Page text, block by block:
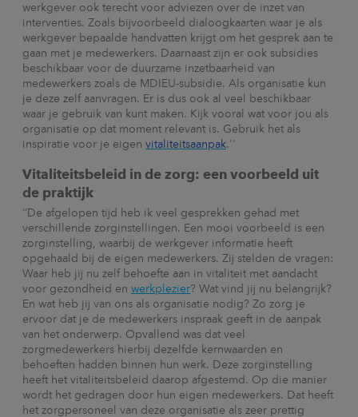
werkgever ook terecht voor adviezen over de inzet van
interventies. Zoals bijvoorbeeld dialoogkaarten waar je als
werkgever bepaalde handvatten krijgt om het gesprek aan te
gaan met je medewerkers. Daarnaast zijn er ook subsidies
beschikbaar voor de duurzame inzetbaarheid van
medewerkers zoals de MDIEU-subsidie. Als organisatie kun
je deze zelf aanvragen. Er is dus ook al veel beschikbaar
waar je gebruik van kunt maken. Kijk vooral wat voor jou als
organisatie op dat moment relevant is. Gebruik het als
inspiratie voor je eigen vitaliteitsaanpak.''
Vitaliteitsbeleid in de zorg: een voorbeeld uit
de praktijk
‘’De afgelopen tijd heb ik veel gesprekken gehad met
verschillende zorginstellingen. Een mooi voorbeeld is een
zorginstelling, waarbij de werkgever informatie heeft
opgehaald bij de eigen medewerkers. Zij stelden de vragen:
Waar heb jij nu zelf behoefte aan in vitaliteit met aandacht
voor gezondheid en werkplezier? Wat vind jij nu belangrijk?
En wat heb jij van ons als organisatie nodig? Zo zorg je
ervoor dat je de medewerkers inspraak geeft in de aanpak
van het onderwerp. Opvallend was dat veel
zorgmedewerkers hierbij dezelfde kernwaarden en
behoeften hadden binnen hun werk. Deze zorginstelling
heeft het vitaliteitsbeleid daarop afgestemd. Op die manier
wordt het gedragen door hun eigen medewerkers. Dat heeft
het zorgpersoneel van deze organisatie als zeer prettig